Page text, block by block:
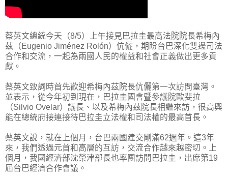
蔡英文總統今天（8/5）上午接見巴拉圭最高法院院長希梅內
茲（Eugenio Jiménez Rolón）伉儷，期盼台巴深化雙邊司法
合作和交流，一起為兩國人民的權益和社會正義做出更多貢
獻。
蔡英文致詞時首先歡迎希梅內茲院長伉儷第一次訪問臺灣。
並表示，從今年初到現在，巴拉圭國會暨參議院歐斐拉
（Silvio Ovelar）議長、以及希梅內茲院長相繼來訪，很高興
能在總統府接連接待巴拉圭立法權和司法權的最高首長。
蔡英文說，就在上個月，台巴兩國建交剛滿62週年。這3年
來，我們透過元首和高層的互訪，交流合作越來越密切。上
個月，我國經濟部沈榮津部長也率團訪問巴拉圭，出席第19
屆台巴經濟合作會議。